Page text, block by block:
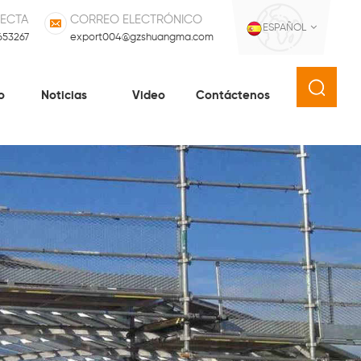
ESPAÑOL
CORREO ELECTRÓNICO
export004@gzshuangma.com
Noticias Video Contáctenos